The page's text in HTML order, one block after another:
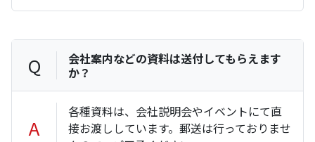
Q
会社案内などの資料は送付してもらえます
か？
A
各種資料は、会社説明会やイベントにて直
接お渡ししています。郵送は行っておりませ